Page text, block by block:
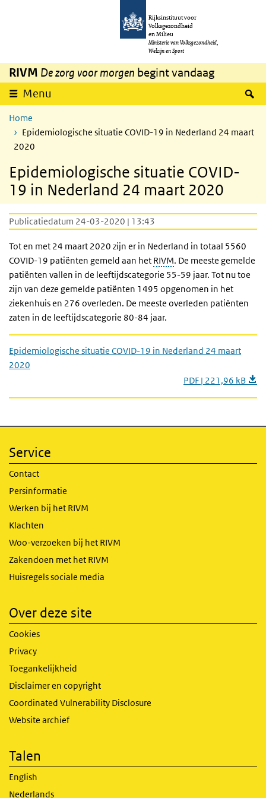
Overslaan en naar de inhoud gaan
Rijksinstituut voor
Volksgezondheid
en Milieu
Ministerie van Volksgezondheid,
Welzijn en Sport
RIVM De zorg voor morgen begint vandaag
Menu
Home
Epidemiologische situatie COVID-19 in Nederland 24 maart
2020
Epidemiologische situatie COVID-
19 in Nederland 24 maart 2020
Publicatiedatum 24-03-2020 | 13:43
Tot en met 24 maart 2020 zijn er in Nederland in totaal 5560
COVID-19 patiënten gemeld aan het RIVM. De meeste gemelde
patiënten vallen in de leeftijdscategorie 55-59 jaar. Tot nu toe
zijn van deze gemelde patiënten 1495 opgenomen in het
ziekenhuis en 276 overleden. De meeste overleden patiënten
zaten in de leeftijdscategorie 80-84 jaar.
Epidemiologische situatie COVID-19 in Nederland 24 maart
2020
PDF | 221,96 kB
Service
Contact
Persinformatie
Werken bij het RIVM
Klachten
Woo-verzoeken bij het RIVM
Zakendoen met het RIVM
Huisregels sociale media
Over deze site
Cookies
Privacy
Toegankelijkheid
Disclaimer en copyright
Coordinated Vulnerability Disclosure
Website archief
Talen
English
Nederlands